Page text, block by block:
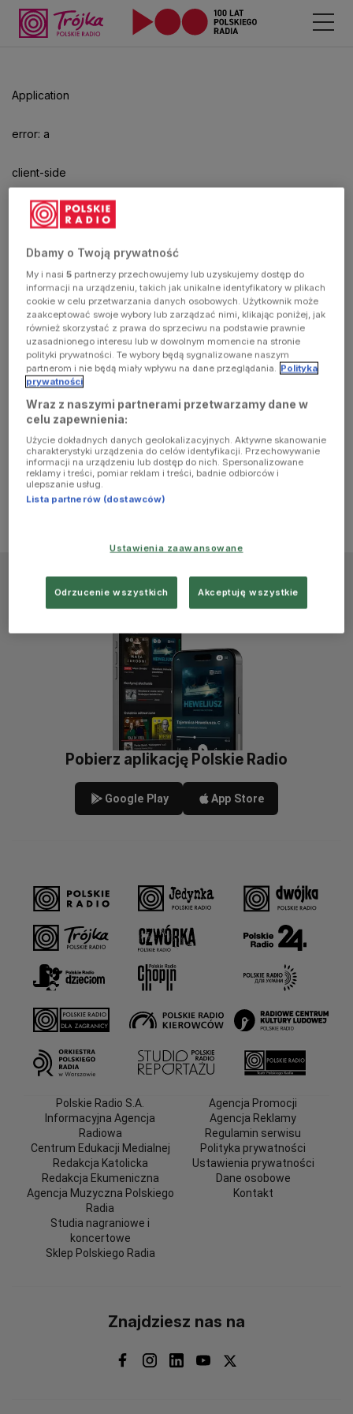
Application
error: a
client-side
exception
has
occurred
(see the
browser
console for
more
information)
aby
odtwarzać.
Pobierz aplikację Polskie Radio
Google Play App Store
Polskie Radio S.A.
Informacyjna Agencja
Radiowa
Centrum Edukacji Medialnej
Redakcja Katolicka
Redakcja Ekumeniczna
Agencja Muzyczna Polskiego
Radia
Studia nagraniowe i
koncertowe
Sklep Polskiego Radia
Agencja Promocji
Agencja Reklamy
Regulamin serwisu
Polityka prywatności
Ustawienia prywatności
Dane osobowe
Kontakt
Znajdziesz nas na
Dbamy o Twoją prywatność
My i nasi5 partnerzy przechowujemy lub uzyskujemy dostęp do
informacji na urządzeniu, takich jak unikalne identyfikatory w plikach
cookie w celu przetwarzania danych osobowych. Użytkownik może
zaakceptować swoje wybory lub zarządzać nimi, klikając poniżej, jak
również skorzystać z prawa do sprzeciwu na podstawie prawnie
uzasadnionego interesu lub w dowolnym momencie na stronie
polityki prywatności. Te wybory będą sygnalizowane naszym
partnerom i nie będą miały wpływu na dane przeglądania. Polityka
prywatności
Wraz z naszymi partnerami przetwarzamy dane w
celu zapewnienia:
Użycie dokładnych danych geolokalizacyjnych. Aktywne skanowanie
charakterystyki urządzenia do celów identyfikacji. Przechowywanie
informacji na urządzeniu lub dostęp do nich. Spersonalizowane
reklamy i treści, pomiar reklam i treści, badnie odbiorców i
ulepszanie usług.
Lista partnerów (dostawców)
Ustawienia zaawansowane
Odrzucenie wszystkich Akceptuję wszystkie